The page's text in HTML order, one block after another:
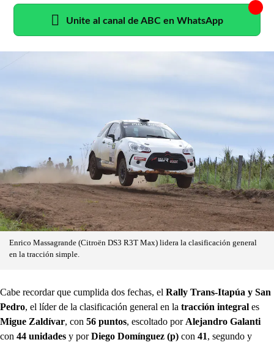
Unite al canal de ABC en WhatsApp
Enrico Massagrande (Citroën DS3 R3T Max) lidera la clasificación general
en la tracción simple.
Cabe recordar que cumplida dos fechas, el Rally Trans-Itapúa y San
Pedro, el líder de la clasificación general en la tracción integral es
Migue Zaldívar, con 56 puntos, escoltado por Alejandro Galanti
con 44 unidades y porDiego Domínguez (p) con 41, segundo y